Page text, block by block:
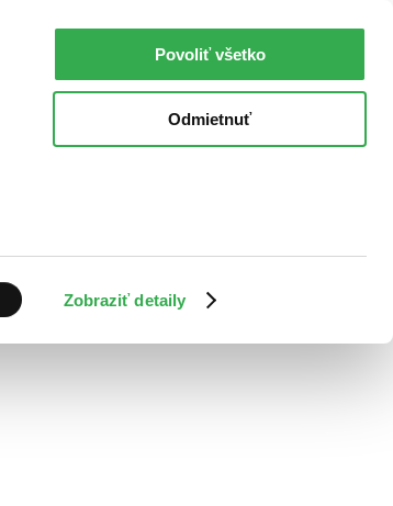
Zobraziť detaily
Povoliť všetko
Odmietnuť